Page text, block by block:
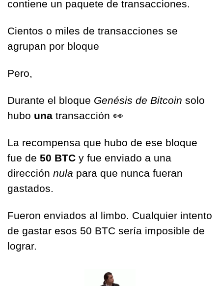
contiene un paquete de transacciones.
Cientos o miles de transacciones se
agrupan por bloque
Pero,
Durante el bloque Genésis de Bitcoin solo
hubo una transacción 👀
La recompensa que hubo de ese bloque
fue de 50 BTC y fue enviado a una
dirección nula para que nunca fueran
gastados.
Fueron enviados al limbo. Cualquier intento
de gastar esos 50 BTC sería imposible de
lograr.